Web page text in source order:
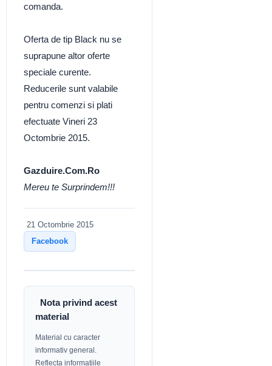
comanda.
Oferta de tip Black nu se
suprapune altor oferte
speciale curente.
Reducerile sunt valabile
pentru comenzi si plati
efectuate Vineri 23
Octombrie 2015.
Gazduire.Com.Ro
Mereu te Surprindem!!!
21 Octombrie 2015
Facebook
Nota privind acest
material
Material cu caracter
informativ general.
Reflecta informatiile